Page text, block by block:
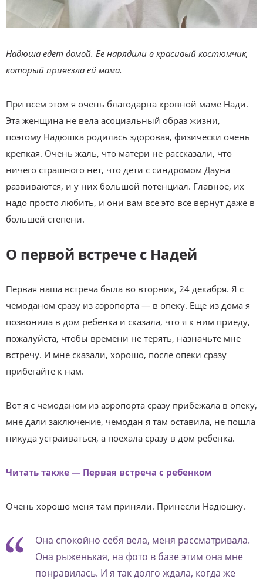
Надюша едет домой. Ее нарядили в красивый костюмчик,
который привезла ей мама.
При всем этом я очень благодарна кровной маме Нади.
Эта женщина не вела асоциальный образ жизни,
поэтому Надюшка родилась здоровая, физически очень
крепкая. Очень жаль, что матери не рассказали, что
ничего страшного нет, что дети с синдромом Дауна
развиваются, и у них большой потенциал. Главное, их
надо просто любить, и они вам все это все вернут даже в
большей степени.
О первой встрече с Надей
Первая наша встреча была во вторник, 24 декабря. Я с
чемоданом сразу из аэропорта — в опеку. Еще из дома я
позвонила в дом ребенка и сказала, что я к ним приеду,
пожалуйста, чтобы времени не терять, назначьте мне
встречу. И мне сказали, хорошо, после опеки сразу
прибегайте к нам.
Вот я с чемоданом из аэропорта сразу прибежала в опеку,
мне дали заключение, чемодан я там оставила, не пошла
никуда устраиваться, а поехала сразу в дом ребенка.
Читать также — Первая встреча с ребенком
Очень хорошо меня там приняли. Принесли Надюшку.
Она спокойно себя вела, меня рассматривала.
Она рыженькая, на фото в базе этим она мне
понравилась. И я так долго ждала, когда же